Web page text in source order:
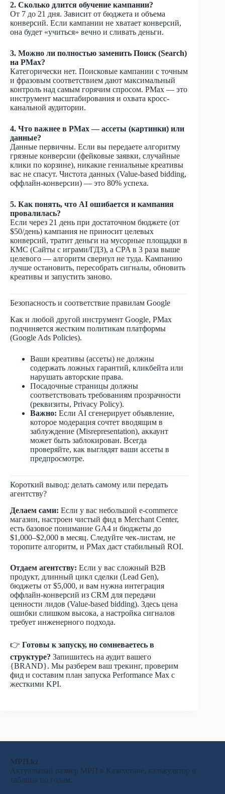
2. Сколько длится обучение кампании?
От 7 до 21 дня. Зависит от бюджета и объема
конверсий. Если кампании не хватает конверсий,
она будет «учиться» вечно и сливать деньги.
3. Можно ли полностью заменить Поиск (Search)
на PMax?
Категорически нет. Поисковые кампании с точным
и фразовым соответствием дают максимальный
контроль над самым горячим спросом. PMax — это
инструмент масштабирования и охвата кросс-
канальной аудитории.
4. Что важнее в PMax — ассеты (картинки) или
данные?
Данные первичны. Если вы передаете алгоритму
грязные конверсии (фейковые заявки, случайные
клики по корзине), никакие гениальные креативы
вас не спасут. Чистота данных (Value-based bidding,
оффлайн-конверсии) — это 80% успеха.
5. Как понять, что AI ошибается и кампания
провалилась?
Если через 21 день при достаточном бюджете (от
$50/день) кампания не приносит целевых
конверсий, тратит деньги на мусорные площадки в
КМС (Сайты с играми/ГДЗ), а CPA в 3 раза выше
целевого — алгоритм свернул не туда. Кампанию
лучше остановить, пересобрать сигналы, обновить
креативы и запустить заново.
Безопасность и соответствие правилам Google
Как и любой другой инструмент Google, PMax
подчиняется жестким политикам платформы
(Google Ads Policies).
Ваши креативы (ассеты) не должны
содержать ложных гарантий, кликбейта или
нарушать авторские права.
Посадочные страницы должны
соответствовать требованиям прозрачности
(реквизиты, Privacy Policy).
Важно: Если AI сгенерирует объявление,
которое модерация сочтет вводящим в
заблуждение (Misrepresentation), аккаунт
может быть заблокирован. Всегда
проверяйте, как выглядят ваши ассеты в
предпросмотре.
Короткий вывод: делать самому или передать
агентству?
Делаем сами: Если у вас небольшой e-commerce
магазин, настроен чистый фид в Merchant Center,
есть базовое понимание GA4 и бюджеты до
$1,000–$2,000 в месяц. Следуйте чек-листам, не
торопите алгоритм, и PMax даст стабильный ROI.
Отдаем агентству: Если у вас сложный B2B
продукт, длинный цикл сделки (Lead Gen),
бюджеты от $5,000, и вам нужна интеграция
оффлайн-конверсий из CRM для передачи
ценности лидов (Value-based bidding). Здесь цена
ошибки слишком высока, а настройка сигналов
требует инженерного подхода.
👉 Готовы к запуску, но сомневаетесь в
структуре? Запишитесь на аудит вашего
{BRAND}. Мы разберем ваш трекинг, проверим
фид и составим план запуска Performance Max с
жесткими KPI.
МРП.kz
Актуальный размер МРП в Казахстане, калькулятор и
таблица по годам.